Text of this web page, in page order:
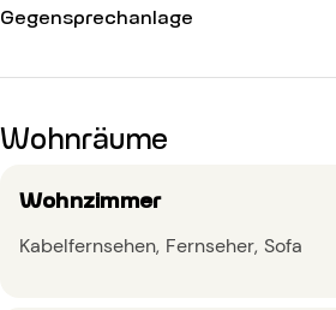
Gegensprechanlage
Wohnräume
Wohnzimmer
Kabelfernsehen Fernseher Sofa